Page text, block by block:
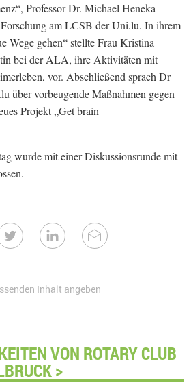
Professor Dr. Michael Heneka
am LCSB der Uni.lu. In ihrem
Wege gehen“ stellte Frau Kristina
bei der ALA, ihre Aktivitäten mit
vor. Abschließend sprach Dr
über vorbeugende Maßnahmen gegen
Projekt „Get brain
wurde mit einer Diskussionsrunde mit
Inhalt angeben
VON ROTARY CLUB
>